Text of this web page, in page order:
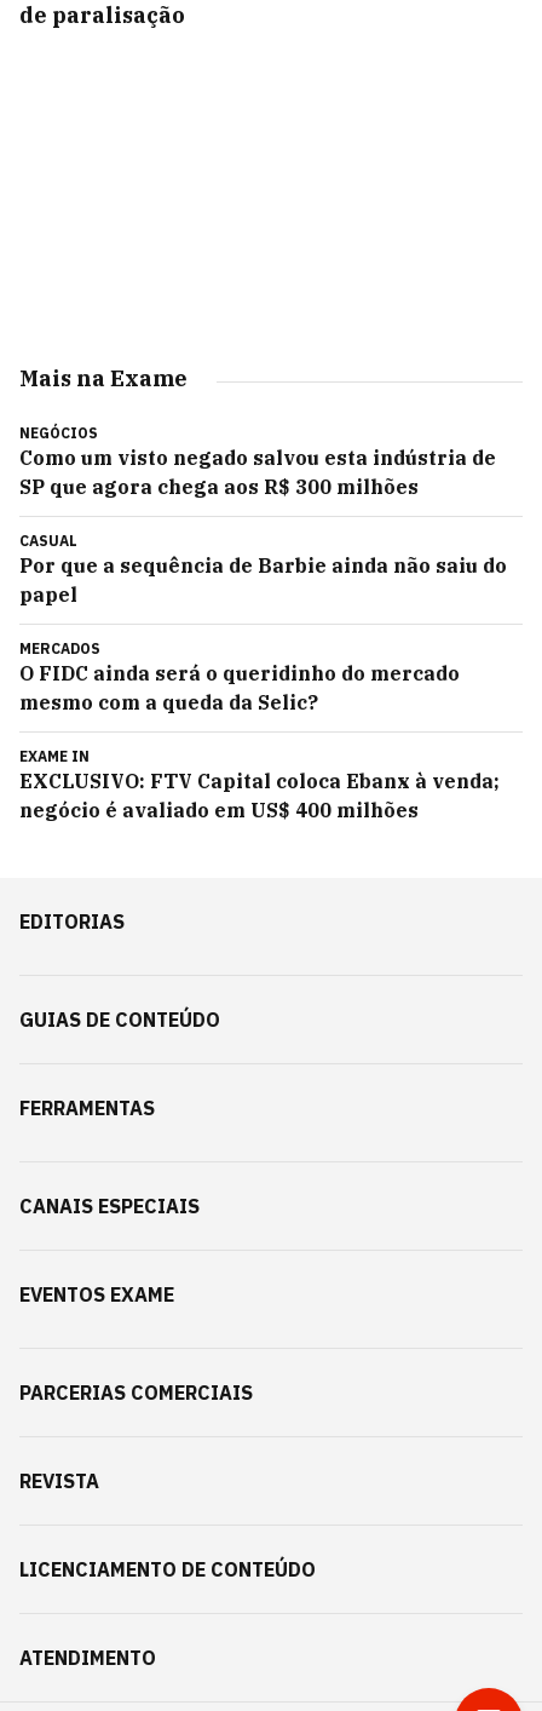
de paralisação
Mais na Exame
NEGÓCIOS
Como um visto negado salvou esta indústria de
SP que agora chega aos R$ 300 milhões
CASUAL
Por que a sequência de Barbie ainda não saiu do
papel
MERCADOS
O FIDC ainda será o queridinho do mercado
mesmo com a queda da Selic?
EXAME IN
EXCLUSIVO: FTV Capital coloca Ebanx à venda;
negócio é avaliado em US$ 400 milhões
EDITORIAS
GUIAS DE CONTEÚDO
FERRAMENTAS
CANAIS ESPECIAIS
EVENTOS EXAME
PARCERIAS COMERCIAIS
REVISTA
LICENCIAMENTO DE CONTEÚDO
ATENDIMENTO